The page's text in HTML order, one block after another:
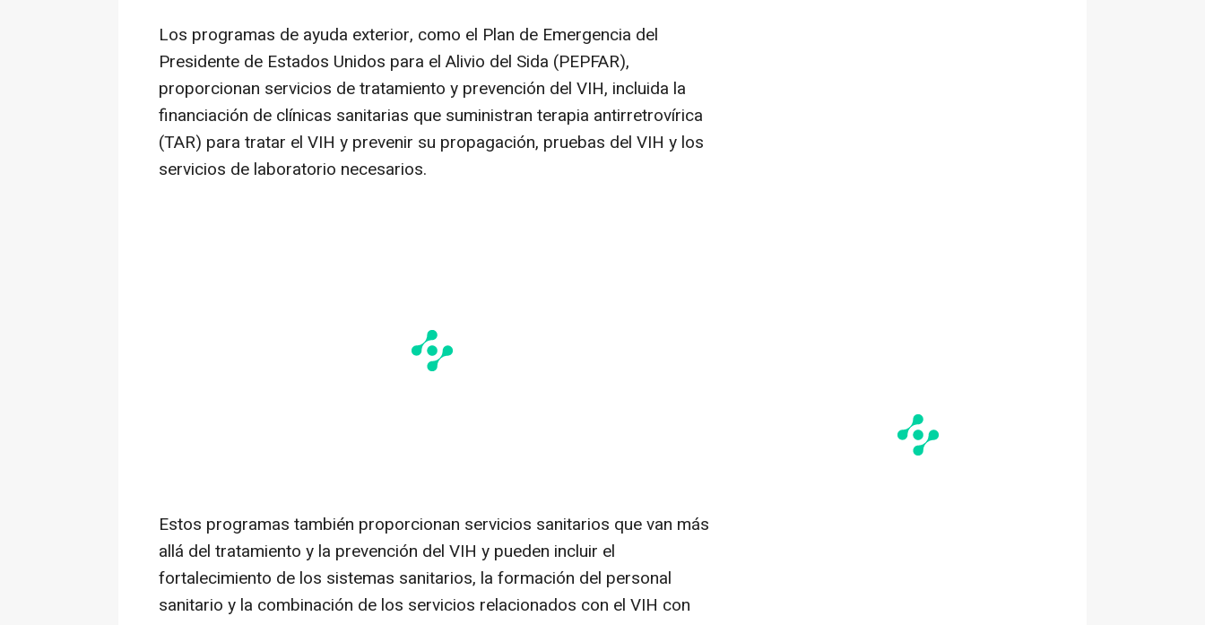
Los programas de ayuda exterior, como el Plan de Emergencia del
Presidente de Estados Unidos para el Alivio del Sida (PEPFAR),
proporcionan servicios de tratamiento y prevención del VIH, incluida la
financiación de clínicas sanitarias que suministran terapia antirretrovírica
(TAR) para tratar el VIH y prevenir su propagación, pruebas del VIH y los
servicios de laboratorio necesarios.
Estos programas también proporcionan servicios sanitarios que van más
allá del tratamiento y la prevención del VIH y pueden incluir el
fortalecimiento de los sistemas sanitarios, la formación del personal
sanitario y la combinación de los servicios relacionados con el VIH con